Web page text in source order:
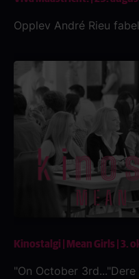
Opplev André Rieu
Kinostalgi | Mean Girls | 3.
"On October